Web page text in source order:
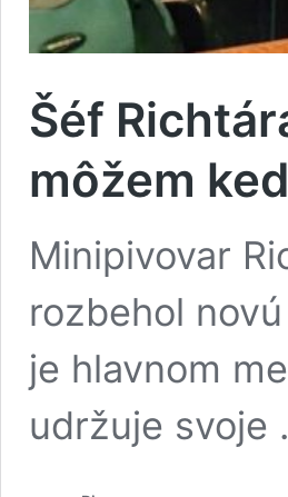
Šéf
môžem
Minipivovar
rozbehol
je hlavnom
udržuje svoje